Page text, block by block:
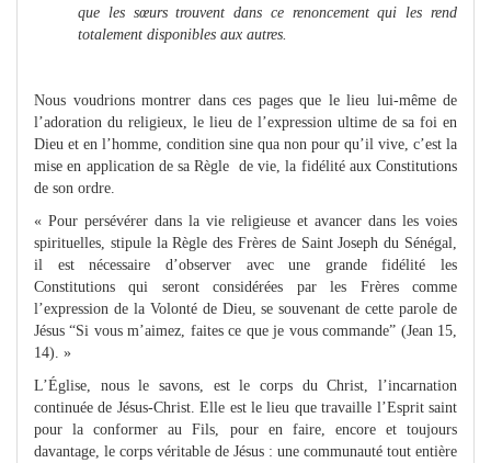
que les sœurs trouvent dans ce renoncement qui les rend
totalement disponibles aux autres.
Nous voudrions montrer dans ces pages que le lieu lui-même de
l’adoration du religieux, le lieu de l’expression ultime de sa foi en
Dieu et en l’homme, condition sine qua non pour qu’il vive, c’est la
mise en application de sa Règle de vie, la fidélité aux Constitutions
de son ordre.
« Pour persévérer dans la vie religieuse et avancer dans les voies
spirituelles, stipule la Règle des Frères de Saint Joseph du Sénégal,
il est nécessaire d’observer avec une grande fidélité les
Constitutions qui seront considérées par les Frères comme
l’expression de la Volonté de Dieu, se souvenant de cette parole de
Jésus “Si vous m’aimez, faites ce que je vous commande” (Jean 15,
14). »
L’Église, nous le savons, est le corps du Christ, l’incarnation
continuée de Jésus-Christ. Elle est le lieu que travaille l’Esprit saint
pour la conformer au Fils, pour en faire, encore et toujours
davantage, le corps véritable de Jésus : une communauté tout entière